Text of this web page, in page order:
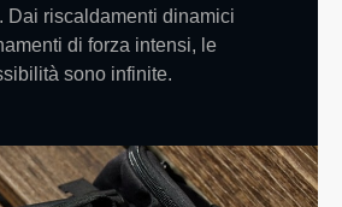
Dai riscaldamenti dinamici
di forza intensi, le
sono infinite.